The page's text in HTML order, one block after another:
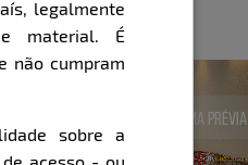
Parte 3
Clique aqui e veja uma prévia
legalmente
material. É
não cumpram
sobre a